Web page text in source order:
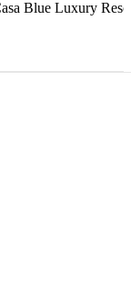
Blue Luxury